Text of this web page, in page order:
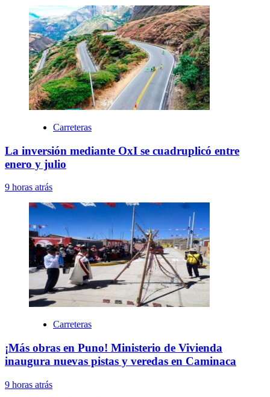
Carreteras
La inversión mediante OxI se cuadruplicó entre
enero y julio
9 horas atrás
Carreteras
¡Más obras en Puno! Ministerio de Vivienda
inaugura nuevas pistas y veredas en Caminaca
9 horas atrás